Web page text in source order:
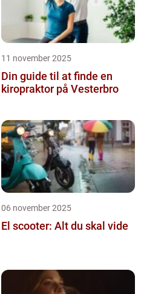
11 november 2025
Din guide til at finde en
kiropraktor på Vesterbro
06 november 2025
El scooter: Alt du skal vide